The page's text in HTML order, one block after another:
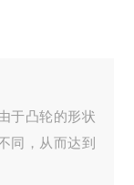
于凸轮的形状
同，从而达到